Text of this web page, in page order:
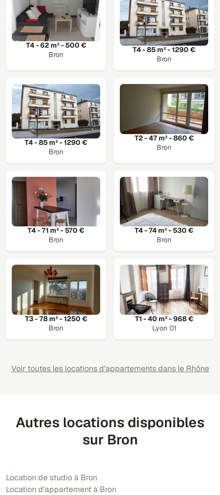
T4 - 62 m² - 500 €
Bron
T4 - 85 m² - 1290 €
Bron
T4 - 85 m² - 1290 €
Bron
T2 - 47 m² - 860 €
Bron
T4 - 71 m² - 570 €
Bron
T4 - 74 m² - 530 €
Bron
T3 - 78 m² - 1250 €
Bron
T1 - 40 m² - 968 €
Lyon 01
Voir toutes les locations d'appartements dans le Rhône
Autres locations disponibles
sur Bron
Location de studio à Bron
Location d'appartement à Bron